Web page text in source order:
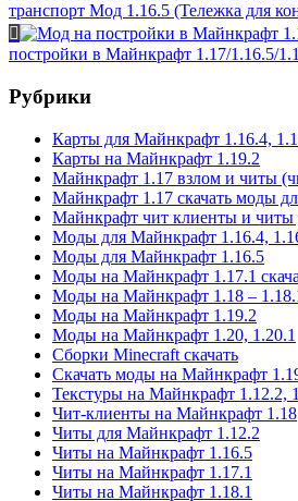
транспорт Мод 1.16.5 (Тележка для
постройки в Майнкрафт 1.17/1.16.5/
Рубрики
Карты для Майнкрафт 1.16.4,
Карты на Майнкрафт 1.19.2
Майнкрафт 1.17 взлом и читы
Майнкрафт 1.17 скачать моды
Майнкрафт чит клиенты и читы
Моды для Майнкрафт 1.16.4,
Моды для Майнкрафт 1.16.5
Моды на Майнкрафт 1.17.1
Моды на Майнкрафт 1.18 –
Моды на Майнкрафт 1.19.2
Моды на Майнкрафт 1.20, 1.20.1
Сборки Minecraft скачать
Скачать моды на Майнкрафт
Текстуры на Майнкрафт 1.12.2,
Чит-клиенты на Майнкрафт 1.18
Читы для Майнкрафт 1.12.2
Читы на Майнкрафт 1.16.5
Читы на Майнкрафт 1.17.1
Читы на Майнкрафт 1.18.1